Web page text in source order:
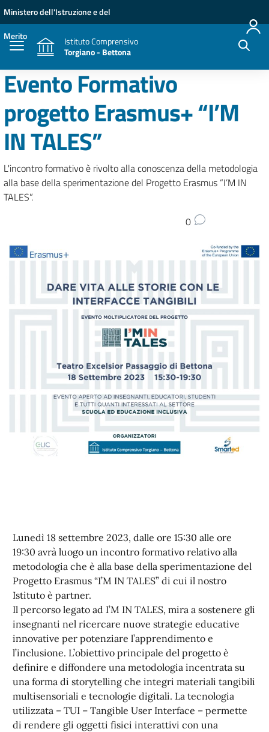
Vai ai contenuti
Vai al menu di navigazione
Vai al footer
Ministero dell'Istruzione e del
Merito
Istituto Comprensivo
Torgiano - Bettona
Evento Formativo
progetto Erasmus+ “I’M
IN TALES”
L'incontro formativo è rivolto alla conoscenza della metodologia
alla base della sperimentazione del Progetto Erasmus “I’M IN
TALES”.
0
Lunedì 18 settembre 2023, dalle ore 15:30 alle ore
19:30 avrà luogo un incontro formativo relativo alla
metodologia che è alla base della sperimentazione del
Progetto Erasmus “I’M IN TALES” di cui il nostro
Istituto è partner.
Il percorso legato ad I’M IN TALES, mira a sostenere gli
insegnanti nel ricercare nuove strategie educative
innovative per potenziare l’apprendimento e
l’inclusione. L’obiettivo principale del progetto è
definire e diffondere una metodologia incentrata su
una forma di storytelling che integri materiali tangibili
multisensoriali e tecnologie digitali. La tecnologia
utilizzata – TUI – Tangible User Interface – permette
di rendere gli oggetti fisici interattivi con una